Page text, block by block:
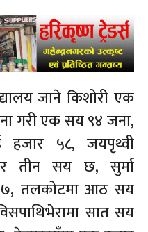
जाने किशोरी एक
गरी एक सय ९४ जना,
हजार ५८, जयपृथ्वी
तीन सय छ, सुर्मा
तलकोटमा आठ सय
सात सय